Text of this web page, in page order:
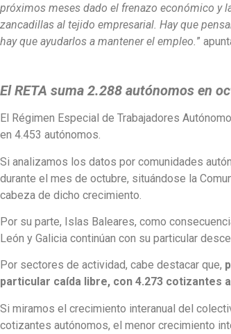
próximos meses dado el frenazo económico y
zancadillas al tejido empresarial. Hay que
hay que ayudarlos a mantener el empleo.”
El RETA suma 2.288 autónomos en
El Régimen Especial de Trabajadores
en 4.453 autónomos.
Si analizamos los datos por comunidades
durante el mes de octubre, situándose la
cabeza de dicho crecimiento.
Por su parte, Islas Baleares, como
León y Galicia continúan con su particular
Por sectores de actividad, cabe destacar que,
particular caída libre, con 4.273 cotizantes
Si miramos el crecimiento interanual del
cotizantes autónomos, el menor crecimiento